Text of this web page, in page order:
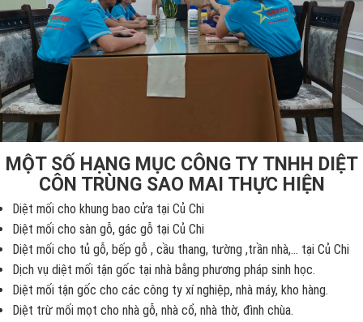
MỘT SỐ HẠNG MỤC CÔNG TY TNHH DIỆT
CÔN TRÙNG SAO MAI THỰC HIỆN
Diệt mối cho khung bao cửa tại Củ Chi
Diệt mối cho sàn gỗ, gác gỗ tại Củ Chi
Diệt mối cho tủ gỗ, bếp gỗ , cầu thang, tường ,trần nhà,... tại Củ Chi
Dịch vụ diệt mối tận gốc tại nhà bằng phương pháp sinh học.
Diệt mối tận gốc cho các công ty xí nghiệp, nhà máy, kho hàng.
Diệt trừ mối mọt cho nhà gỗ, nhà cổ, nhà thờ, đình chùa.